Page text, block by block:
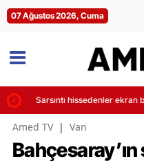
07 Ağustos 2026, Cuma
Sarsıntı hissedenler ekran
Amed TV | Van
Bahçesaray’ın